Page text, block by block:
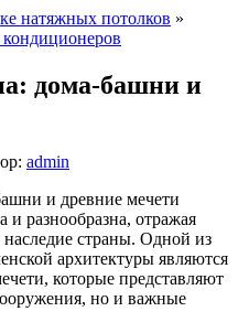
натяжных потолков »
кондиционеров
дома-башни и
admin
разнообразна, отражая
страны. Одной из
архитектуры являются
которые представляют
но и важные